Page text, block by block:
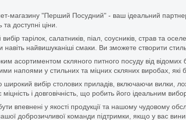
магазину "Перший Посудний" - ваш ідеальний
доступні ціни.
тарілок, салатників, піал, соусників, страв та
найвишуканіші смаки. Ви зможете створити
асортиментом скляного питного посуду від
напоями у стильних та міцних скляних виробах, які
вибір столових приладів, включаючи вилки,
і довговічність, що робить його ідеальним
впевнені у якості продукції та нашому чудовому
доброзичливої команди підтримки, якщо у вас